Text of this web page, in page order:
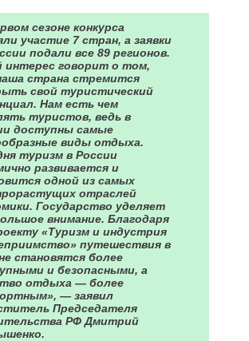
сезоне конкурса
участие 7 стран, а заявки
подали все 89 регионов.
интерес говорит о том,
страна стремится
свой туристический
Нам есть чем
туристов, ведь в
доступны самые
виды отдыха.
туризм в России
развивается и
одной из самых
отраслей
Государство уделяет
внимание. Благодаря
«Туризм и индустрия
путешествия в
становятся более
и безопасными, а
отдыха — более
— заявил
Председателя
РФ Дмитрий